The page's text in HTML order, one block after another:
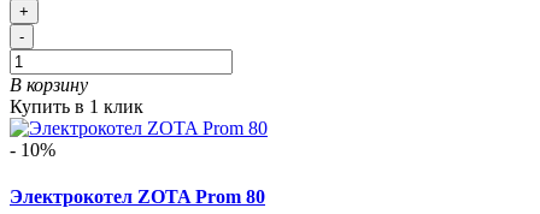
+
-
В корзину
Купить в 1 клик
- 10%
Электрокотел ZOTA Prom 80